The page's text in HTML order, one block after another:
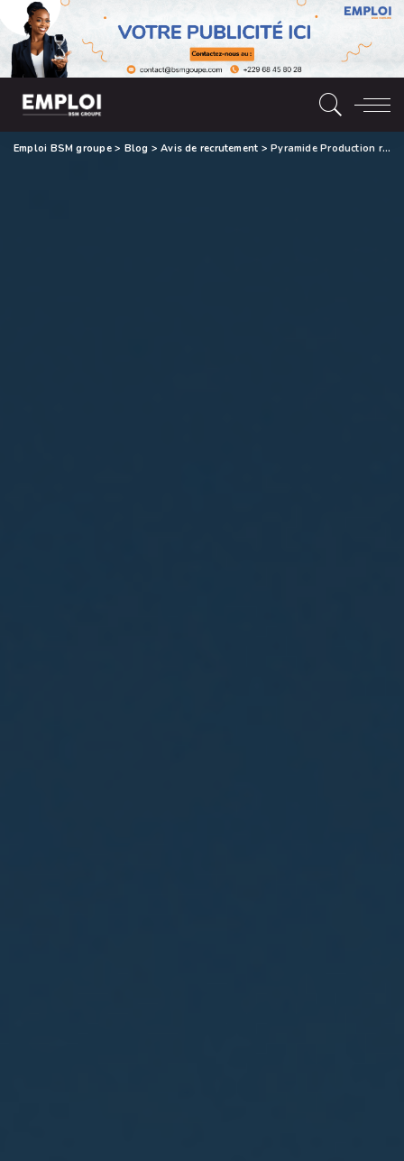
Emploi BSM groupe> Blog >Avis de recrutement >Pyramide Production recrute Un (01) Animalier (H/F)